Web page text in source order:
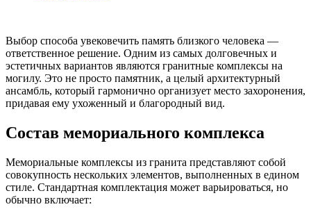
Выбор способа увековечить память близкого человека —
ответственное решение. Одним из самых долговечных и
эстетичных вариантов являются гранитные комплексы на
могилу. Это не просто памятник, а целый архитектурный
ансамбль, который гармонично организует место захоронения,
придавая ему ухоженный и благородный вид.
Состав мемориального комплекса
Мемориальные комплексы из гранита представляют собой
совокупность нескольких элементов, выполненных в едином
стиле. Стандартная комплектация может варьироваться, но
обычно включает: